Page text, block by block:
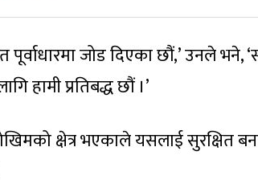
पूर्वाधारमा जोड दिएका छौं,’ उनले भने,
हामी प्रतिबद्ध छौं ।’
क्षेत्र भएकाले यसलाई सुरक्षित